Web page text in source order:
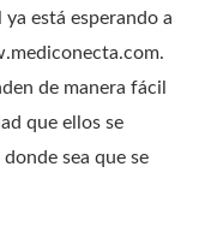
está esperando a
de manera fácil
que ellos se
sea que se